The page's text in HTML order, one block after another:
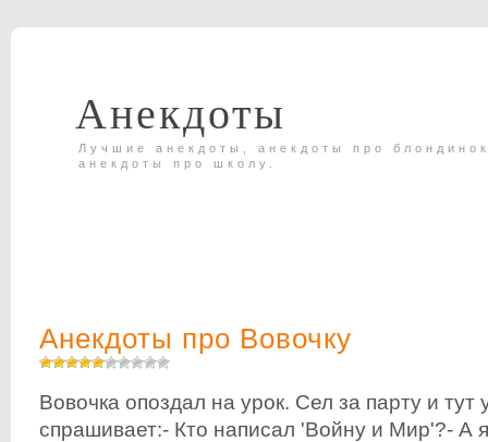
Анекдоты
Лучшие анекдоты, анекдоты про
анекдоты про школу.
Анекдоты про Вовочку
Вовочка опоздал на урок. Сел за парту и тут
спрашивает:- Кто написал 'Войну и Мир'?- А